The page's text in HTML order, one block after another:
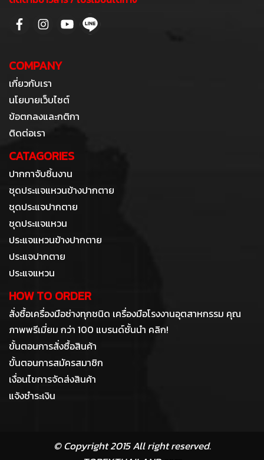
COMPANY
เกี่ยวกับเรา
นโยบายเว็บไซต์
ข้อตกลงและกติกา
ติดต่อเรา
CATAGORIES
ปากกาจับชิ้นงาน
ชุดประแจแหวนข้างปากตาย
ชุดประแจปากตาย
ชุดประแจแหวน
ประแจแหวนข้างปากตาย
ประแจปากตาย
ประแจแหวน
HOW TO ORDER
สั่งซื้อเครื่องมือช่างทุกชนิด เครื่องมือโรงงานอุตสาหกรรม คุณ
ภาพพรีเมี่ยม กว่า 100 แบรนด์ชั้นนำ คลิก!
ขั้นตอนการสั่งซื้อสินค้า
ขั้นตอนการสมัครสมาชิก
เงื่อนไขการจัดส่งสินค้า
แจ้งชำระเงิน
© Copyright 2015 All right reserved.